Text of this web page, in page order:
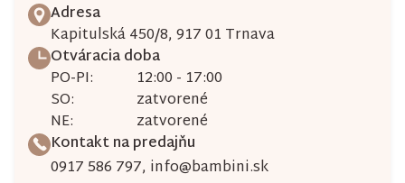
Adresa
Kapitulská 450/8, 917 01 Trnava
Otváracia doba
PO-PI:
12:00 - 17:00
SO:
zatvorené
NE:
zatvorené
Kontakt na predajňu
0917 586 797, info@bambini.sk